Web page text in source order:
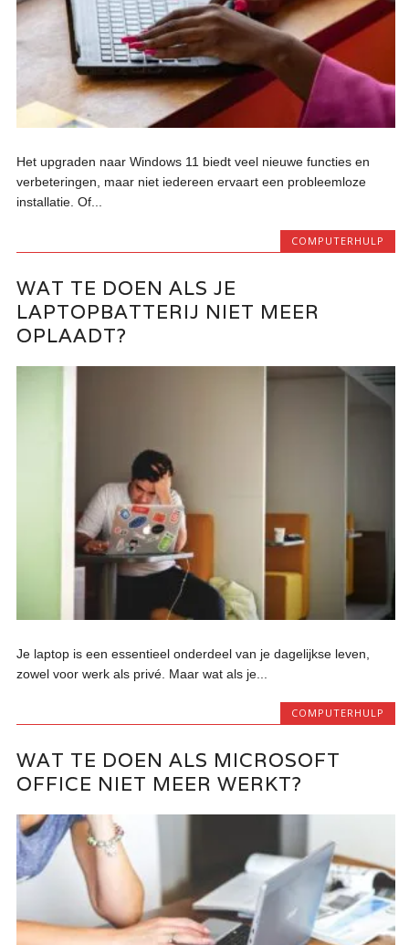
Het upgraden naar Windows 11 biedt veel nieuwe functies en
verbeteringen, maar niet iedereen ervaart een probleemloze
installatie. Of...
COMPUTERHULP
WAT TE DOEN ALS JE
LAPTOPBATTERIJ NIET MEER
OPLAADT?
Je laptop is een essentieel onderdeel van je dagelijkse leven,
zowel voor werk als privé. Maar wat als je...
COMPUTERHULP
WAT TE DOEN ALS MICROSOFT
OFFICE NIET MEER WERKT?